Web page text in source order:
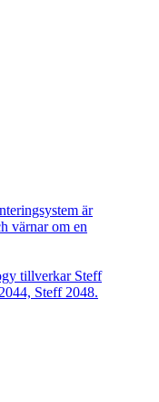
är
värnar om en
tillverkar Steff
Steff 2048.